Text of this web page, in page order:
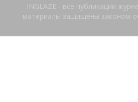
INGLAZE - все публикации
материалы защищены законом